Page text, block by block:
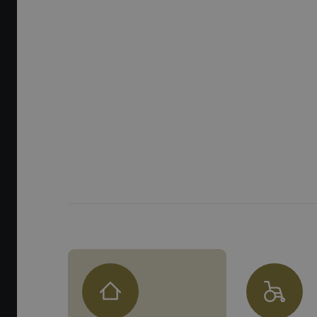
U SE